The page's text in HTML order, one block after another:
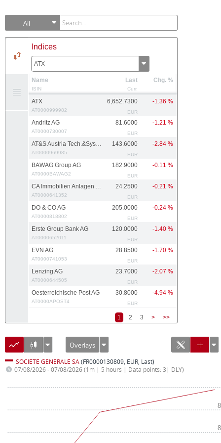
All
Indices
ATX
Name
ISIN
Last
Curr.
Chg. %
ATX
AT0000999982
6,652.7300
EUR
-1.36 %
Andritz AG
AT0000730007
81.6000
EUR
-1.21 %
AT&S Austria Tech.&Systemtech.
AT0000969985
143.6000
EUR
-2.84 %
BAWAG Group AG
AT0000BAWAG2
182.9000
EUR
-0.11 %
CA Immobilien Anlagen AG
AT0000641352
24.2500
EUR
-0.21 %
DO & CO AG
AT0000818802
205.0000
EUR
-0.24 %
Erste Group Bank AG
AT0000652011
120.0000
EUR
-1.40 %
EVN AG
AT0000741053
28.8500
EUR
-1.70 %
Lenzing AG
AT0000644505
23.7000
EUR
-2.07 %
Oesterreichische Post AG
AT0000APOST4
30.8000
EUR
-4.94 %
1 2 3 > >>
Overlays
SOCIETE GENERALE SA (FR0000130809, EUR, Last)
07/08/2026 - 07/08/2026(1m | 5 hours | Data points: 3| DLY)